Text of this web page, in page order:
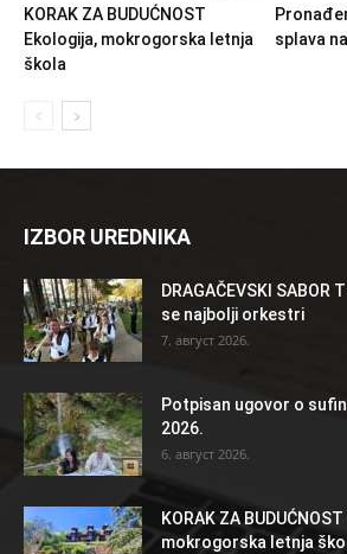
KORAK ZA BUDUĆNOST
Ekologija, mokrogorska letnja
škola
splava
IZBOR UREDNIKA
DRAGAČEVSKI SABOR
se najbolji orkestri
7. август 2026.
Potpisan ugovor o
2026.
6. август 2026.
KORAK ZA
mokrogorska letnja